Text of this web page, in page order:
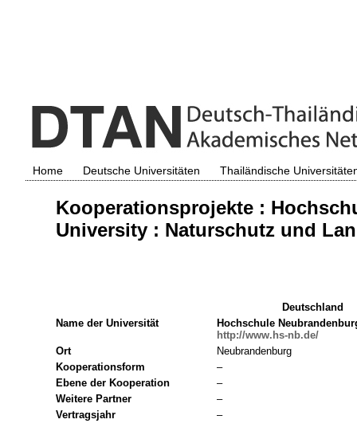
Home Deutsche Universitäten Thailändische
Kooperationsprojekte :
University : Naturschutz und
Deutschland
Name der Universität
Hochschule
http://www.hs-nb.de/
Ort
Neubrandenburg
Kooperationsform
–
Ebene der Kooperation
–
Weitere Partner
–
Vertragsjahr
–